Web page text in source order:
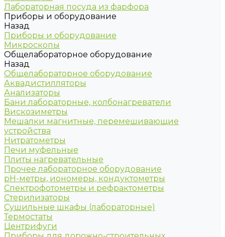
Лабораторная посуда из фарфора
Приборы и оборудование
Назад
Приборы и оборудование
Микроскопы
Общелабораторное оборудование
Назад
Общелабораторное оборудование
Аквадистилляторы
Анализаторы
Бани лабораторные, колбонагреватели
Вискозиметры
Мешалки магнитные, перемешивающие
устройства
Нитратометры
Печи муфельные
Плиты нагревательные
Прочее лабораторное оборудование
рН-метры, иономеры, кондуктометры
Спектрофотометры и рефрактометры
Стерилизаторы
Сушильные шкафы (лабораторные)
Термостаты
Центрифуги